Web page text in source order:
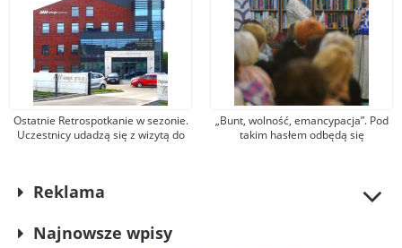
Ostatnie Retrospotkanie w sezonie.
Uczestnicy udadzą się z wizytą do
„Bunt, wolność, emancypacja”. Pod
takim hasłem odbędą się
Reklama
Najnowsze wpisy